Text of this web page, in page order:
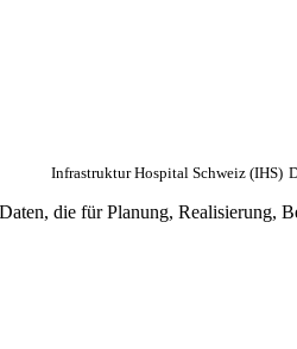
Infrastruktur Hospital Schweiz (IHS)
die für Planung, Realisierung,